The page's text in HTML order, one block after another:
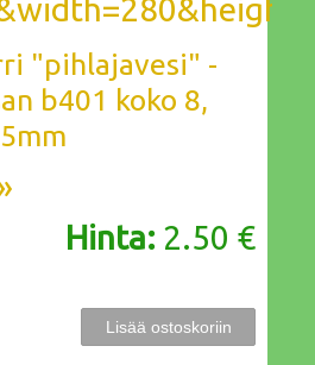
"pihlajavesi" -
b401 koko 8,
Hinta: 2.50 €